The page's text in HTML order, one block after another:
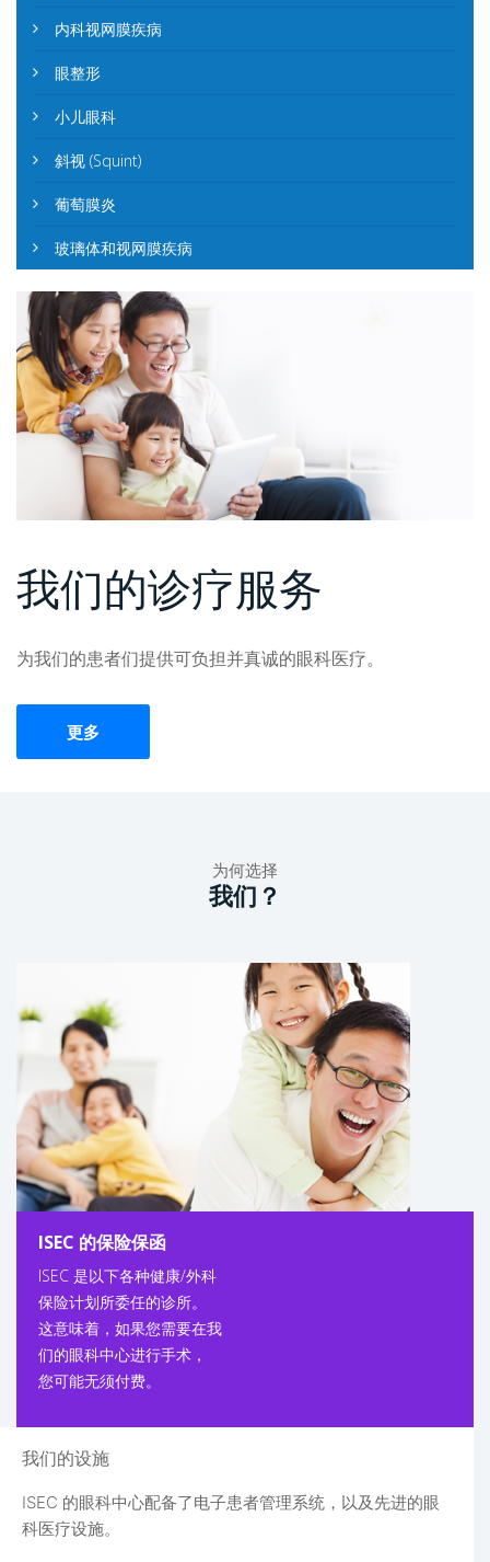
内科视网膜疾病
眼整形
小儿眼科
斜视 (Squint)
葡萄膜炎
玻璃体和视网膜疾病
我们的诊疗服务
为我们的患者们提供可负担并真诚的眼科医疗。
更多
为何选择
我们？
ISEC 的保险保函
ISEC 是以下各种健康/外科
保险计划所委任的诊所。
这意味着，如果您需要在我
们的眼科中心进行手术，
您可能无须付费。
我们的设施
ISEC 的眼科中心配备了电子患者管理系统，以及先进的眼
科医疗设施。